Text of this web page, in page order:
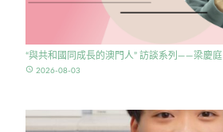
“與共和國同成長的澳門人” 訪談系列——梁慶庭
access_time 2026-08-03